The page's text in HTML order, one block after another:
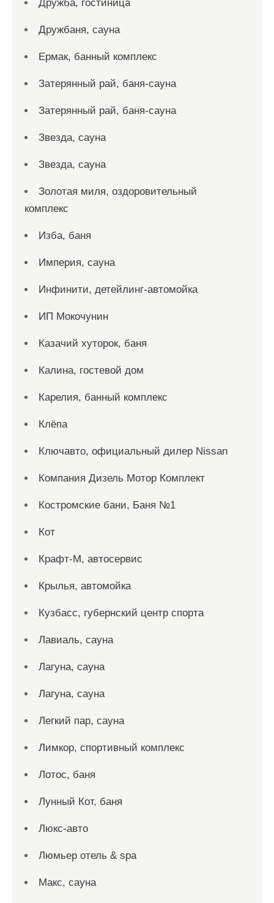
Дружба, гостиница
Дружбаня, сауна
Ермак, банный комплекс
Затерянный рай, баня-сауна
Затерянный рай, баня-сауна
Звезда, сауна
Звезда, сауна
Золотая миля, оздоровительный
комплекс
Изба, баня
Империя, сауна
Инфинити, детейлинг-автомойка
ИП Мокочунин
Казачий хуторок, баня
Калина, гостевой дом
Карелия, банный комплекс
Клёпа
Ключавто, официальный дилер Nissan
Компания Дизель Мотор Комплект
Костромские бани, Баня №1
Кот
Крафт-М, автосервис
Крылья, автомойка
Кузбасс, губернский центр спорта
Лавиаль, сауна
Лагуна, сауна
Лагуна, сауна
Легкий пар, сауна
Лимкор, спортивный комплекс
Лотос, баня
Лунный Кот, баня
Люкс-авто
Люмьер отель & spa
Макс, сауна